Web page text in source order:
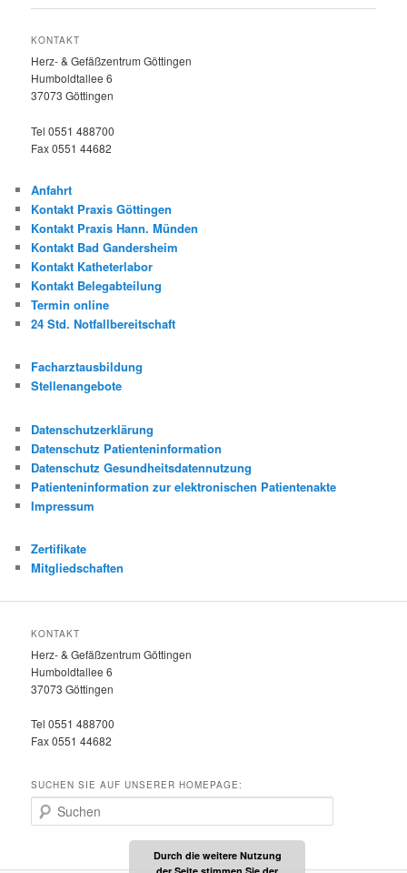
KONTAKT
Herz- & Gefäßzentrum Göttingen
Humboldtallee 6
37073 Göttingen
Tel 0551 488700
Fax 0551 44682
Anfahrt
Kontakt Praxis Göttingen
Kontakt Praxis Hann. Münden
Kontakt Bad Gandersheim
Kontakt Katheterlabor
Kontakt Belegabteilung
Termin online
24 Std. Notfallbereitschaft
Facharztausbildung
Stellenangebote
Datenschutzerklärung
Datenschutz Patienteninformation
Datenschutz Gesundheitsdatennutzung
Patienteninformation zur elektronischen Patientenakte
Impressum
Zertifikate
Mitgliedschaften
KONTAKT
Herz- & Gefäßzentrum Göttingen
Humboldtallee 6
37073 Göttingen
Tel 0551 488700
Fax 0551 44682
SUCHEN SIE AUF UNSERER HOMEPAGE:
u
Durch die weitere Nutzung